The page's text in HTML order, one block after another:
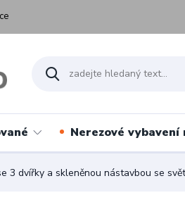
Nerezové vybavení
3 dvířky a skleněnou nástavbou se